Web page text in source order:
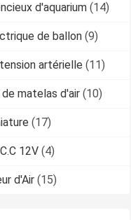
d'aquarium (14)
de ballon (9)
artérielle (11)
matelas d'air (10)
(17)
12V (4)
d'Air (15)